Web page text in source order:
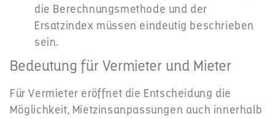
die Berechnungsmethode und der
Ersatzindex müssen eindeutig beschrieben
sein.
Bedeutung für Vermieter und Mieter
Für Vermieter eröffnet die Entscheidung die
Möglichkeit, Mietzinsanpassungen auch innerhalb